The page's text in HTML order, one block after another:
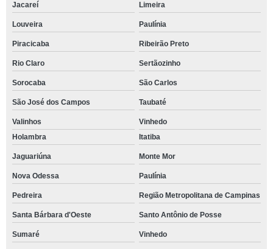
Jacareí Limeira
Louveira Paulínia
Piracicaba Ribeirão Preto
Rio Claro Sertãozinho
Sorocaba São Carlos
São José dos Campos Taubaté
Valinhos
Vinhedo
Holambra
Itatiba
Jaguariúna Monte Mor
Nova Odessa Paulínia
Pedreira Região Metropolitana de Campinas
Santa Bárbara d'Oeste Santo Antônio de Posse
Sumaré Vinhedo